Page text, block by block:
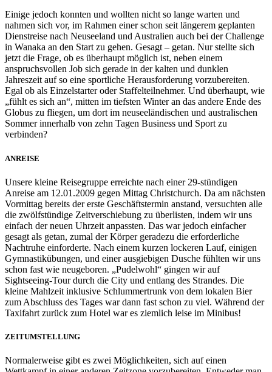
Einige jedoch konnten und wollten nicht so lange warten und
nahmen sich vor, im Rahmen einer schon seit längerem geplanten
Dienstreise nach Neuseeland und Australien auch bei der Challenge
in Wanaka an den Start zu gehen. Gesagt – getan. Nur stellte sich
jetzt die Frage, ob es überhaupt möglich ist, neben einem
anspruchsvollen Job sich gerade in der kalten und dunklen
Jahreszeit auf so eine sportliche Herausforderung vorzubereiten.
Egal ob als Einzelstarter oder Staffelteilnehmer. Und überhaupt, wie
„fühlt es sich an“, mitten im tiefsten Winter an das andere Ende des
Globus zu fliegen, um dort im neuseeländischen und australischen
Sommer innerhalb von zehn Tagen Business und Sport zu
verbinden?
ANREISE
Unsere kleine Reisegruppe erreichte nach einer 29-stündigen
Anreise am 12.01.2009 gegen Mittag Christchurch. Da am nächsten
Vormittag bereits der erste Geschäftstermin anstand, versuchten alle
die zwölfstündige Zeitverschiebung zu überlisten, indem wir uns
einfach der neuen Uhrzeit anpassten. Das war jedoch einfacher
gesagt als getan, zumal der Körper geradezu die erforderliche
Nachtruhe einforderte. Nach einem kurzen lockeren Lauf, einigen
Gymnastikübungen, und einer ausgiebigen Dusche fühlten wir uns
schon fast wie neugeboren. „Pudelwohl“ gingen wir auf
Sightseeing-Tour durch die City und entlang des Strandes. Die
kleine Mahlzeit inklusive Schlummertrunk von dem lokalen Bier
zum Abschluss des Tages war dann fast schon zu viel. Während der
Taxifahrt zurück zum Hotel war es ziemlich leise im Minibus!
ZEITUMSTELLUNG
Normalerweise gibt es zwei Möglichkeiten, sich auf einen